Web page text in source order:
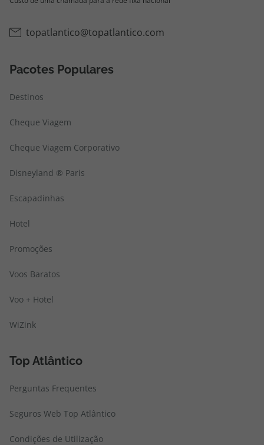
topatlantico@topatlantico.com
Pacotes Populares
Destinos
Cheque Viagem
Cheque Viagem Corporativo
Disneyland ® Paris
Escapadinhas
Hotel
Promoções
Voos Baratos
Voo + Hotel
WiZink
Top Atlântico
Perguntas Frequentes
Seguros Web Top Atlântico
Condições de Utilização